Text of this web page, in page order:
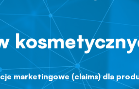
marketingowe (claims) dla